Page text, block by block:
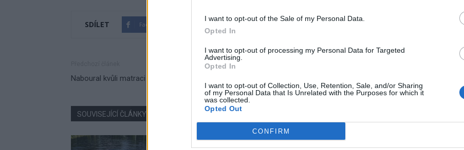
I want to opt-out of the Sale of my Personal Data.
Opted In
I want to opt-out of processing my Personal Data for Targeted
Advertising.
Opted In
I want to opt-out of Collection, Use, Retention, Sale, and/or Sharing
of my Personal Data that Is Unrelated with the Purposes for which it
was collected.
Opted Out
CONFIRM
SDÍLET Facebook
Naboural kvůli matraci na D4
SOUVISEJÍCÍ ČLÁNKY VÍCE OD AUTORA